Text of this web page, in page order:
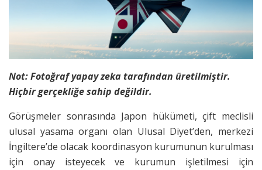
Not: Fotoğraf yapay zeka tarafından üretilmiştir.
Hiçbir gerçekliğe sahip değildir.
Görüşmeler sonrasında Japon hükümeti, çift meclisli
ulusal yasama organı olan Ulusal Diyet’den, merkezi
İngiltere’de olacak koordinasyon kurumunun kurulması
için onay isteyecek ve kurumun işletilmesi için